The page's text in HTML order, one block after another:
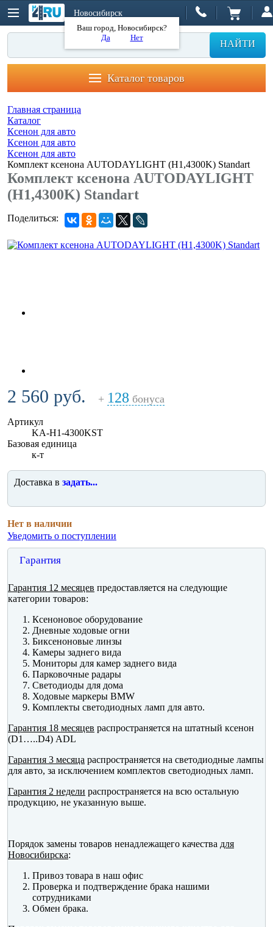
Новосибирск
Ваш город, Новосибирск?
Да
Нет
НАЙТИ
Каталог товаров
Главная страница
Каталог
Ксенон для авто
Ксенон для авто
Ксенон для авто
Комплект ксенона AUTODAYLIGHT (H1,4300K) Standart
Комплект ксенона AUTODAYLIGHT
(H1,4300K) Standart
Поделиться:
2 560 руб. + 128 бонуса
Артикул
KA-H1-4300KST
Базовая единица
к-т
Доставка в задать...
Нет в наличии
Уведомить о поступлении
Гарантия
Гарантия 12 месяцев предоставляется на следующие
категории товаров:
Ксеноновое оборудование
Дневные ходовые огни
Биксеноновые линзы
Камеры заднего вида
Мониторы для камер заднего вида
Парковочные радары
Светодиоды для дома
Ходовые маркеры BMW
Комплекты светодиодных ламп для авто.
Гарантия 18 месяцев распространяется на штатный ксенон
(D1…..D4) ADL
Гарантия 3 месяца распространяется на светодиодные лампы
для авто, за исключением комплектов светодиодных ламп.
Гарантия 2 недели распространяется на всю остальную
продукцию, не указанную выше.
Порядок замены товаров ненадлежащего качества для
Новосибирска:
Привоз товара в наш офис
Проверка и подтверждение брака нашими
сотрудниками
Обмен брака.